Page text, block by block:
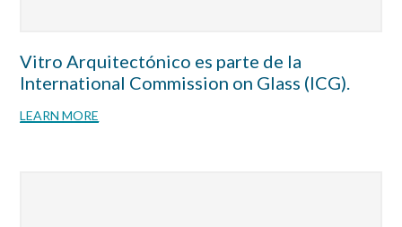
Vitro Arquitectónico es parte de la
International Commission on Glass (ICG).
LEARN MORE